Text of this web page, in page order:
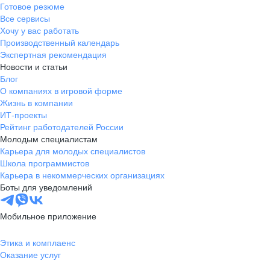
Готовое резюме
Все сервисы
Хочу у вас работать
Производственный календарь
Экспертная рекомендация
Новости и статьи
Блог
О компаниях в игровой форме
Жизнь в компании
ИТ-проекты
Рейтинг работодателей России
Молодым специалистам
Карьера для молодых специалистов
Школа программистов
Карьера в некоммерческих организациях
Боты для уведомлений
Мобильное приложение
Этика и комплаенс
Оказание услуг